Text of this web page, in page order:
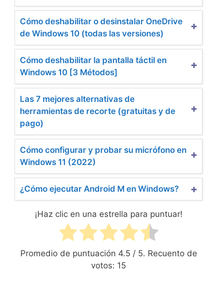
Cómo deshabilitar o desinstalar OneDrive
de Windows 10 (todas las versiones)
Cómo deshabilitar la pantalla táctil en
Windows 10 [3 Métodos]
Las 7 mejores alternativas de
herramientas de recorte (gratuitas y de
pago)
Cómo configurar y probar su micrófono en
Windows 11 (2022)
¿Cómo ejecutar Android M en Windows?
¡Haz clic en una estrella para puntuar!
Promedio de puntuación 4.5/ 5. Recuento de
votos: 15